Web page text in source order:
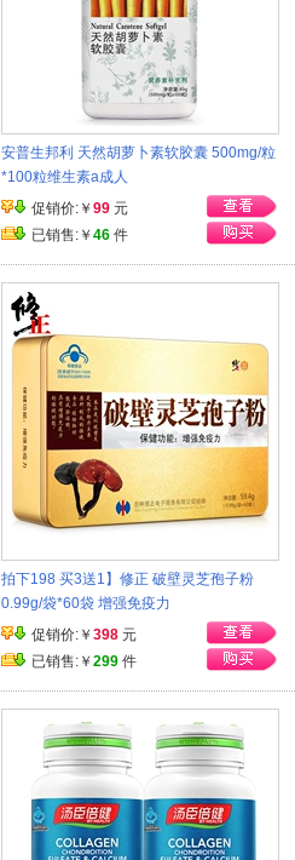
安普生邦利 天然胡萝卜素软胶囊 500mg/粒
*100粒维生素a成人
促销价:￥ 99 元
已销售:￥ 46 件
拍下198 买3送1】修正 破壁灵芝孢子粉
0.99g/袋*60袋 增强免疫力
促销价:￥ 398 元
已销售:￥ 299 件